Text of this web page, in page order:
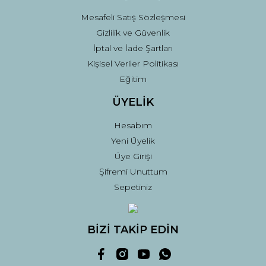
Mesafeli Satış Sözleşmesi
Gizlilik ve Güvenlik
İptal ve İade Şartları
Kişisel Veriler Politikası
Eğitim
ÜYELİK
Hesabım
Yeni Üyelik
Üye Girişi
Şifremi Unuttum
Sepetiniz
BİZİ TAKİP EDİN